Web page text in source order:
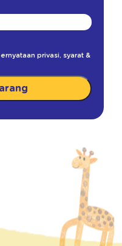
privasi, syarat &